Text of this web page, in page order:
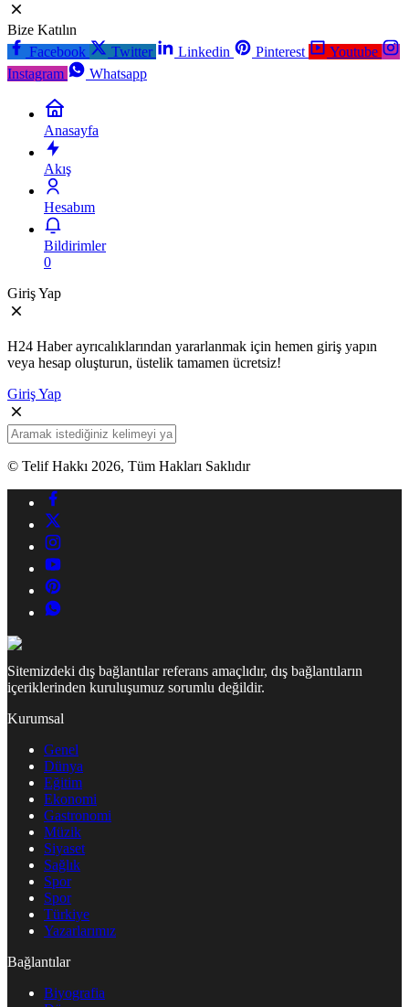
Bize Katılın
Facebook
Twitter Linkedin Pinterest
Youtube
Instagram
Whatsapp
Anasayfa
Akış
Hesabım
Bildirimler
0
Giriş Yap
H24 Haber ayrıcalıklarından yararlanmak için hemen giriş yapın
veya hesap oluşturun, üstelik tamamen ücretsiz!
Giriş Yap
© Telif Hakkı 2026, Tüm Hakları Saklıdır
Sitemizdeki dış bağlantılar referans amaçlıdır, dış bağlantıların
içeriklerinden kuruluşumuz sorumlu değildir.
Kurumsal
Genel
Dünya
Eğitim
Ekonomi
Gastronomi
Müzik
Siyaset
Sağlık
Spor
Spor
Türkiye
Yazarlarımız
Bağlantılar
Biyografia